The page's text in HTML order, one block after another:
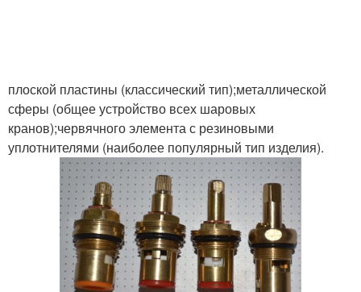
плоской пластины (классический тип);металлической
сферы (общее устройство всех шаровых
кранов);червячного элемента с резиновыми
уплотнителями (наиболее популярный тип изделия).